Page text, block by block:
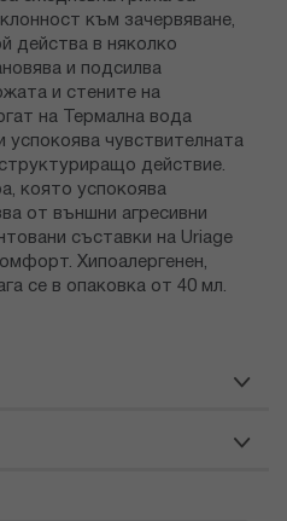
към зачервяване,
действа в няколко
и подсилва
и стените на
на Термална вода
успокоява чувствителната
действие.
която успокоява
от външни агресивни
съставки на Uriage
Хипоалергенен,
се в опаковка от 40 мл.